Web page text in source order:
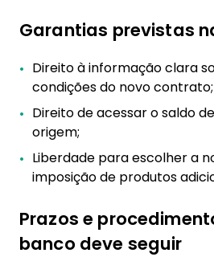
Garantias previstas
Direito à informação clara
condições do novo contrato;
Direito de acessar o saldo
origem;
Liberdade para escolher a
imposição de produtos
Prazos e
banco deve seguir